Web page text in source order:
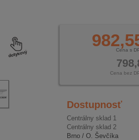
Cena s
Cena bez
Dostupnosť
Centrálny sklad 1
Centrálny sklad 2
Brno / O. Ševčíka